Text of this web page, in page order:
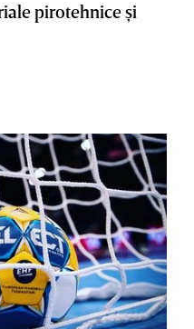
pirotehnice şi